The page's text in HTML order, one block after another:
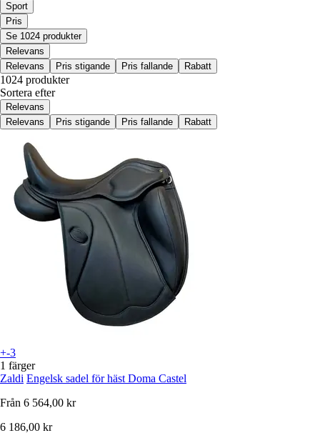
Sport
Pris
Se 1024 produkter
Relevans
Relevans
Pris stigande Pris fallande Rabatt
1024 produkter
Sortera efter
Relevans
Relevans
Pris stigande Pris fallande Rabatt
+-3
1 färger
Zaldi Engelsk sadel för häst Doma Castel
Från 6 564,00 kr
6 186,00 kr